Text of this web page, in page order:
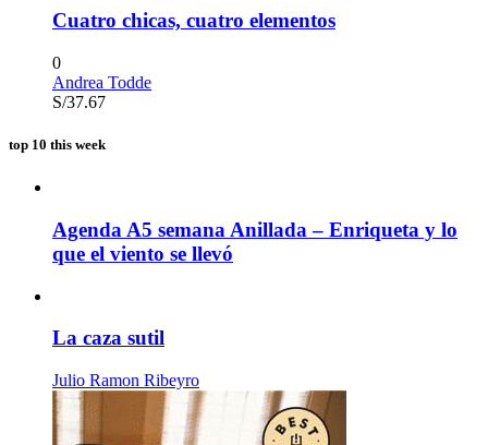
Cuatro chicas, cuatro elementos
0
Andrea Todde
S/37.67
top 10 this week
Agenda A5 semana Anillada – Enriqueta y lo
que el viento se llevó
La caza sutil
Julio Ramon Ribeyro